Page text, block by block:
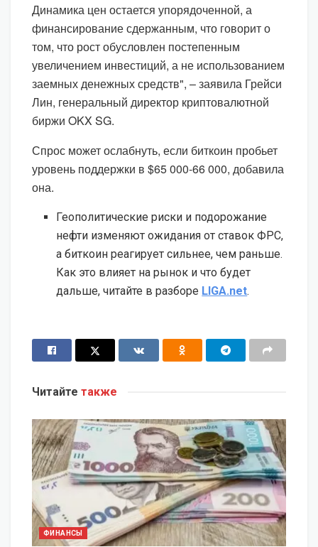
Динамика цен остается упорядоченной, а
финансирование сдержанным, что говорит о
том, что рост обусловлен постепенным
увеличением инвестиций, а не использованием
заемных денежных средств", – заявила Грейси
Лин, генеральный директор криптовалютной
биржи OKX SG.
Спрос может ослабнуть, если биткоин пробьет
уровень поддержки в $65 000-66 000, добавила
она.
Геополитические риски и подорожание
нефти изменяют ожидания от ставок ФРС,
а биткоин реагирует сильнее, чем раньше.
Как это влияет на рынок и что будет
дальше, читайте в разборе LIGA.net.
Читайте также
ФИНАНСЫ